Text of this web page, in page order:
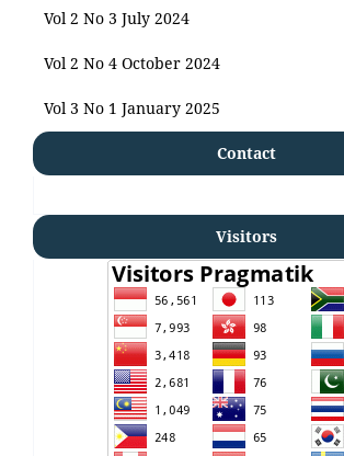
Vol 2 No 3 July 2024
Vol 2 No 4 October 2024
Vol 3 No 1 January 2025
Contact
Visitors